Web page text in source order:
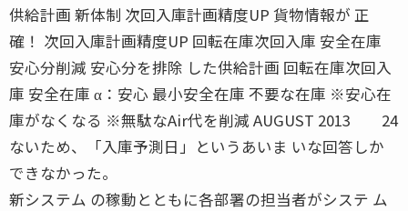
供給計画 新体制 次回入庫計画精度UP 貨物情報が 正
確！ 次回入庫計画精度UP 回転在庫次回入庫 安全在庫
安心分削減 安心分を排除 した供給計画 回転在庫次回入
庫 安全在庫 α：安心 最小安全在庫 不要な在庫 ※安心在
庫がなくなる ※無駄なAir代を削減 AUGUST 2013 24
ないため、「入庫予測日」というあいま いな回答しか
できなかった。
新システム の稼動とともに各部署の担当者がシステ ム